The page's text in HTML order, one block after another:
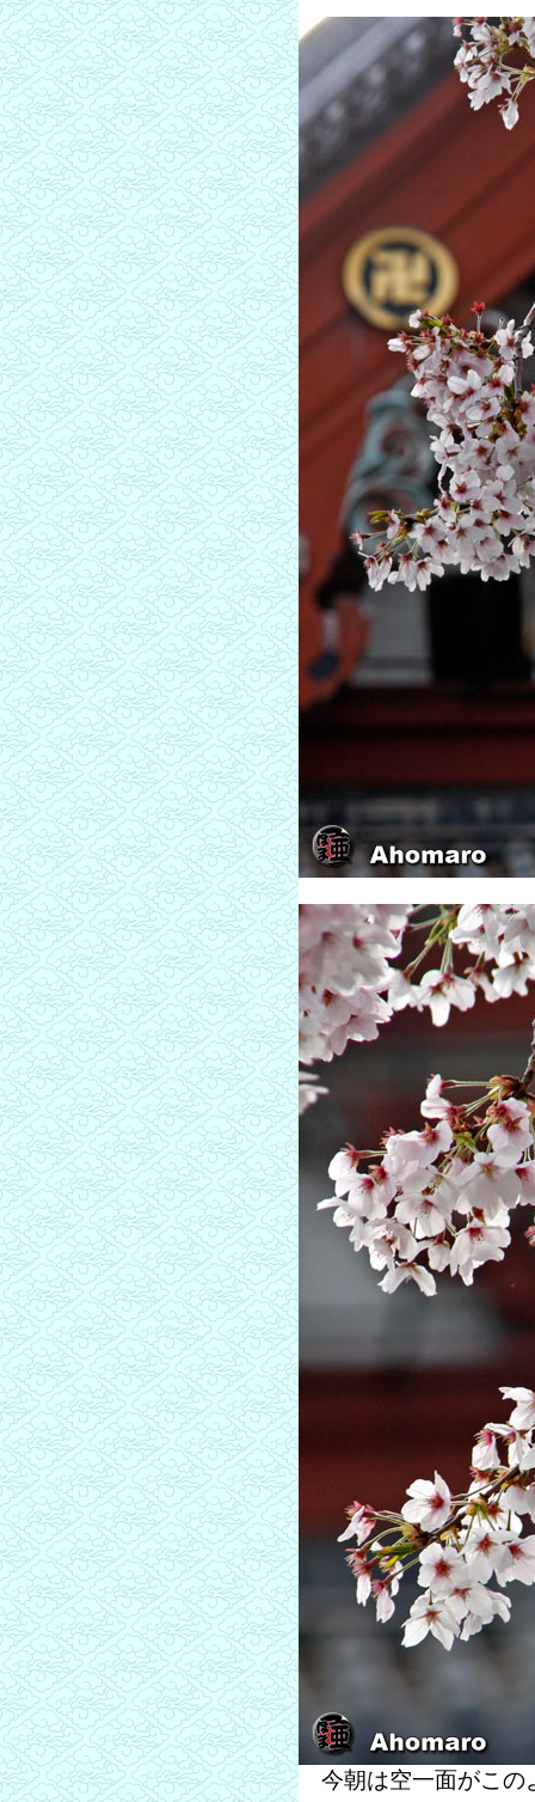
今朝は空一面がこの